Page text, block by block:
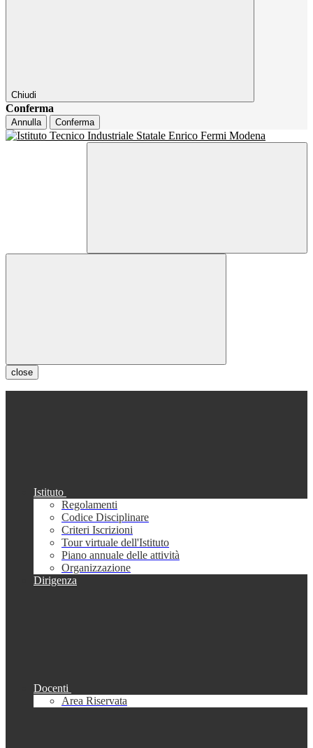
Chiudi
Conferma
Annulla Conferma
close
Istituto
Regolamenti
Codice Disciplinare
Criteri Iscrizioni
Tour virtuale dell'Istituto
Piano annuale delle attività
Organizzazione
Dirigenza
Docenti
Area Riservata